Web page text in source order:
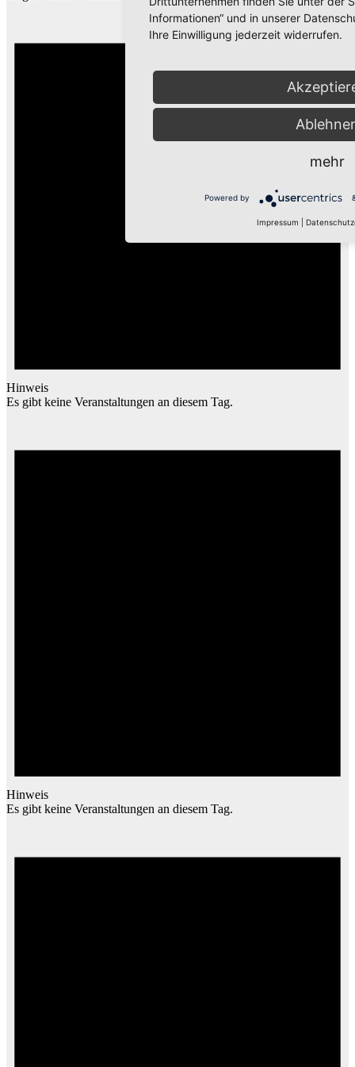
Hinweis
Es gibt keine Veranstaltungen an diesem Tag.
Hinweis
Es gibt keine Veranstaltungen an diesem Tag.
Informationen“ und in unserer
Ihre Einwilligung jederzeit widerrufen.
mehr
Powered by
Impressum